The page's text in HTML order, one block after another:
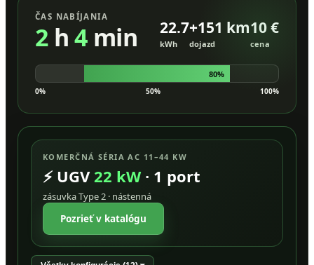
ČAS NABÍJANIA
2h4min 22.7
kWh
+151 km
dojazd
10 €
cena
80%
0% 50% 100%
KOMERČNÁ SÉRIA AC 11–44 KW
⚡ UGV22 kW· 1 port
zásuvka Type 2 · nástenná
Pozrieť v katalógu